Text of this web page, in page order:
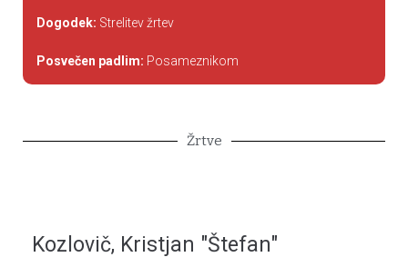
Dogodek: Strelitev žrtev
Posvečen padlim: Posameznikom
Žrtve
Kozlovič, Kristjan "Štefan"